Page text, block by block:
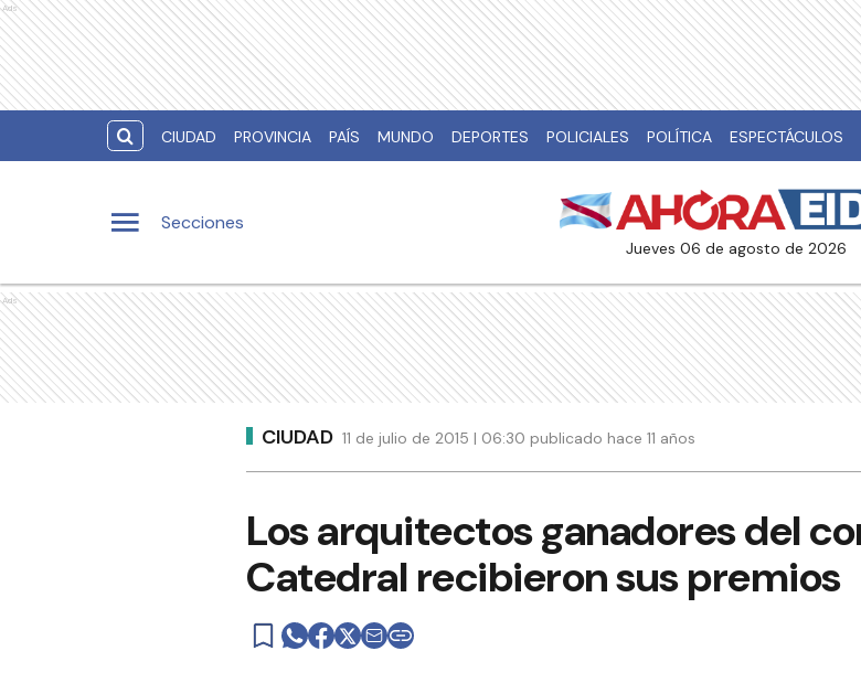
Ads
CIUDAD PROVINCIA PAÍS MUNDO DEPORTES POLICIALES POLÍTICA ESPECTÁCULOS
Secciones
jueves 06 de agosto de 2026
Ads
CIUDAD 11 de julio de 2015 | 06:30 publicado hace 11 años
Los arquitectos ganadores del
Catedral recibieron sus premios